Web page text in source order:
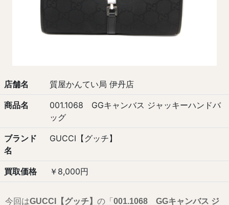
店舗名 質屋かんてい局 伊丹店
商品名
001.1068 GGキャンバス ジャッキーハンドバ
ッグ
ブランド
名
GUCCI【グッチ】
買取価格 ￥8,000円
今回はGUCCI【グッチ】 の「 001.1068 GGキャンバス ジ